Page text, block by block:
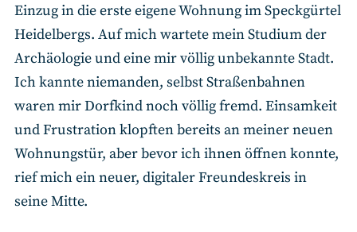
Einzug in die erste eigene Wohnung im Speckgürtel
Heidelbergs. Auf mich wartete mein Studium der
Archäologie und eine mir völlig unbekannte Stadt.
Ich kannte niemanden, selbst Straßenbahnen
waren mir Dorfkind noch völlig fremd. Einsamkeit
und Frustration klopften bereits an meiner neuen
Wohnungstür, aber bevor ich ihnen öffnen konnte,
rief mich ein neuer, digitaler Freundeskreis in
seine Mitte.